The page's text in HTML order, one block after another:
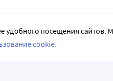
удобного посещения сайтов.
cookie.